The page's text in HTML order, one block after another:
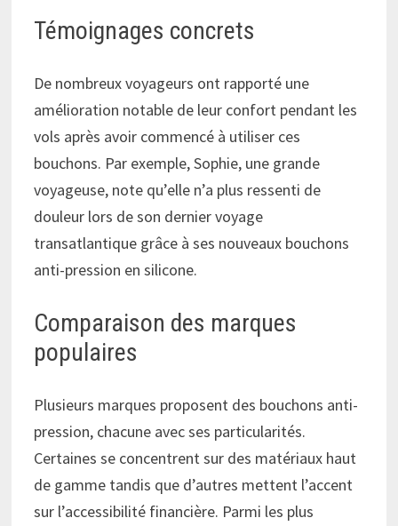
Témoignages concrets
De nombreux voyageurs ont rapporté une
amélioration notable de leur confort pendant les
vols après avoir commencé à utiliser ces
bouchons. Par exemple, Sophie, une grande
voyageuse, note qu’elle n’a plus ressenti de
douleur lors de son dernier voyage
transatlantique grâce à ses nouveaux bouchons
anti-pression en silicone.
Comparaison des marques
populaires
Plusieurs marques proposent des bouchons anti-
pression, chacune avec ses particularités.
Certaines se concentrent sur des matériaux haut
de gamme tandis que d’autres mettent l’accent
sur l’accessibilité financière. Parmi les plus